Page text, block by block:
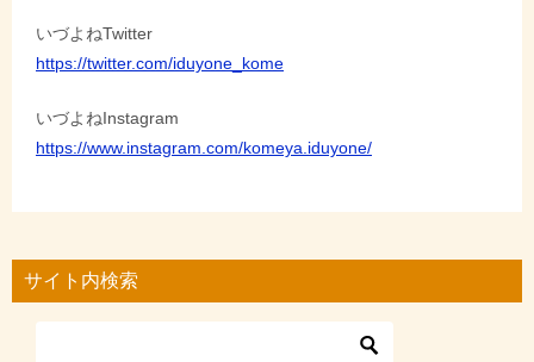
いづよねTwitter
https://twitter.com/iduyone_kome
いづよねInstagram
https://www.instagram.com/komeya.iduyone/
サイト内検索